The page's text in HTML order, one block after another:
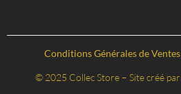
Conditions Générales de Ventes
© 2025 Collec Store – Site créé par